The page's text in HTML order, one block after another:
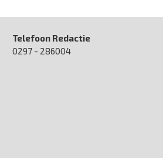
Telefoon Redactie
0297 - 286004